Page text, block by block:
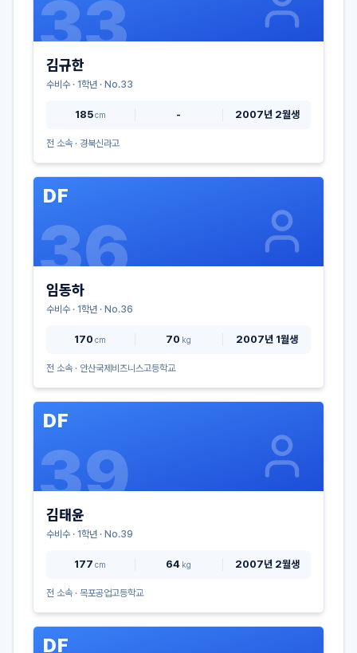
33
김규한
수비수· 1학년 · No.33
185cm - 2007년 2월생
전 소속 · 경북신라고
DF
36
임동하
수비수· 1학년 · No.36
170 cm 70 kg 2007년 1월생
전 소속 · 안산국제비즈니스고등학교
DF
39
김태윤
수비수· 1학년 · No.39
177 cm 64 kg 2007년 2월생
전 소속 · 목포공업고등학교
DF